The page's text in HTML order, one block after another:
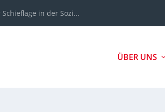
in der Sozi...
ÜBER UNS